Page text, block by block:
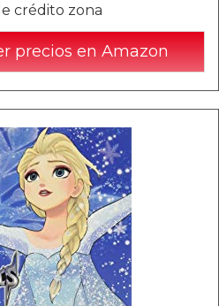
crédito zona
precios en Amazon